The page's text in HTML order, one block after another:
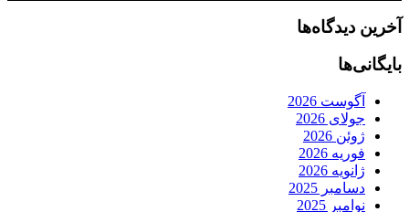
آخرین دیدگاه‌ها
بایگانی‌ها
آگوست 2026
جولای 2026
ژوئن 2026
فوریه 2026
ژانویه 2026
دسامبر 2025
نوامبر 2025